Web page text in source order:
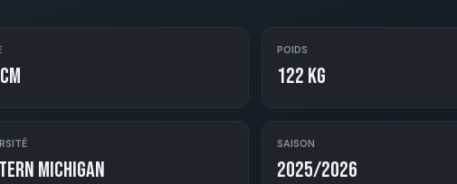
POIDS
122 kg
Michigan
SAISON
2025/2026